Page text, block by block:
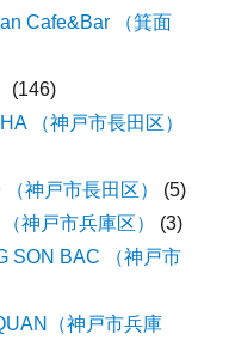
Cafe&Bar （箕面
(146)
（神戸市長田区）
神戸市長田区）
(5)
神戸市兵庫区）
(3)
SON BAC （神戸市
（神戸市兵庫